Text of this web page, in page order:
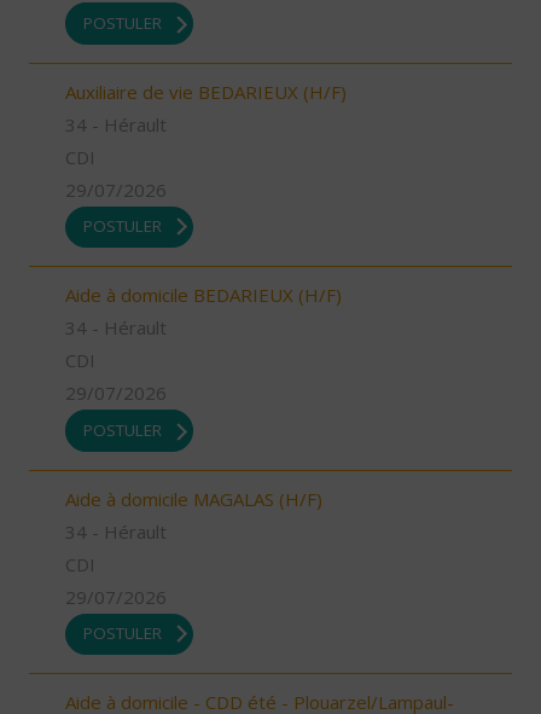
POSTULER
Auxiliaire de vie BEDARIEUX (H/F)
34 - Hérault
CDI
29/07/2026
POSTULER
Aide à domicile BEDARIEUX (H/F)
34 - Hérault
CDI
29/07/2026
POSTULER
Aide à domicile MAGALAS (H/F)
34 - Hérault
CDI
29/07/2026
POSTULER
Aide à domicile - CDD été - Plouarzel/Lampaul-